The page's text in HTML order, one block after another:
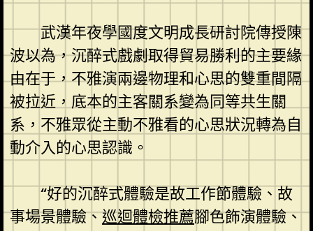
武漢年夜學國度文明成長研討院傳授陳
波以為，沉醉式戲劇取得貿易勝利的主要緣
由在于，不雅演兩邊物理和心思的雙重間隔
被拉近，底本的主客關系變為同等共生關
系，不雅眾從主動不雅看的心思狀況轉為自
動介入的心思認識。
“好的沉醉式體驗是故工作節體驗、故
事場景體驗、巡迴體檢推薦腳色飾演體驗、